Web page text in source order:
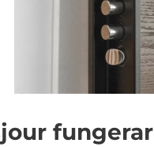
fungerar